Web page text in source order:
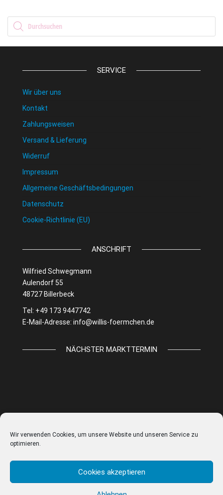
Wir verwenden Cookies, um unsere Website und unseren Service zu
optimieren.
Cookies akzeptieren
Products search
SERVICE
Wir über uns
Kontakt
Zahlungsweisen
Versand & Lieferung
Widerruf
Impressum
Allgemeine Geschäftsbedingungen
Datenschutz
Cookie-Richtlinie (EU)
ANSCHRIFT
Wilfried Schwegmann
Aulendorf 55
48727 Billerbeck
Tel: +49 173 9447742
E-Mail-Adresse: info@willis-foermchen.de
NÄCHSTER MARKTTERMIN